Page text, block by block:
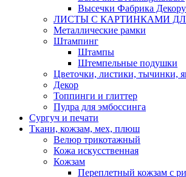
Высечки Фабрика Декору
ЛИСТЫ С КАРТИНКАМИ
Металлические рамки
Штампинг
Штампы
Штемпельные подушки
Цветочки, листики, тычинки,
Декор
Топпинги и глиттер
Пудра для эмбоссинга
Сургуч и печати
Ткани, кожзам, мех, плюш
Велюр трикотажный
Кожа искусственная
Кожзам
Переплетный кожзам с